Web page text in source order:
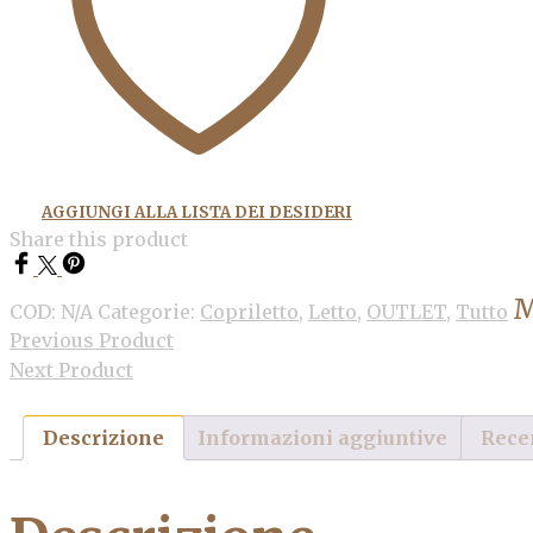
AGGIUNGI ALLA LISTA DEI DESIDERI
Share this product
COD: N/A Categorie: Copriletto, Letto, OUTLET, Tutto
Previous Product
Next Product
Descrizione Informazioni aggiuntive